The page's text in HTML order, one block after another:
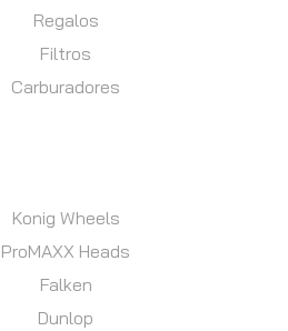
Regalos
Filtros
Carburadores
Konig Wheels
ProMAXX Heads
Falken
Dunlop